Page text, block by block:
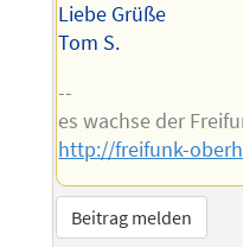
Liebe Grüße
Tom S.
--
es wachse der
http://freifunk-
Beitrag melden